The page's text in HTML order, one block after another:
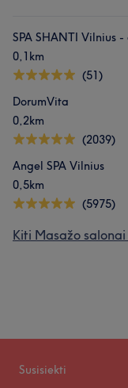
SPA SHANTI Vilnius
0,1km
(51)
DorumVita
0,2km
(2039)
Angel SPA Vilnius
0,5km
(5975)
Kiti Masažo
Susisiekti